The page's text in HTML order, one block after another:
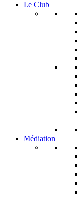
Le Club
Médiation